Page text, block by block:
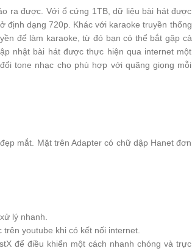
ra được. Với ổ cứng 1TB, dữ liệu bài hát được
định dạng 720p. Khác với karaoke truyền thống
để làm karaoke, từ đó bạn có thể bắt gặp cả
nhật bài hát được thực hiện qua internet một
tone nhạc cho phù hợp với quãng giọng mỗi
mắt. Mặt trên Adapter có chữ dập Hanet đơn
lý nhanh.
youtube khi có kết nối internet.
để điều khiển một cách nhanh chóng và trực